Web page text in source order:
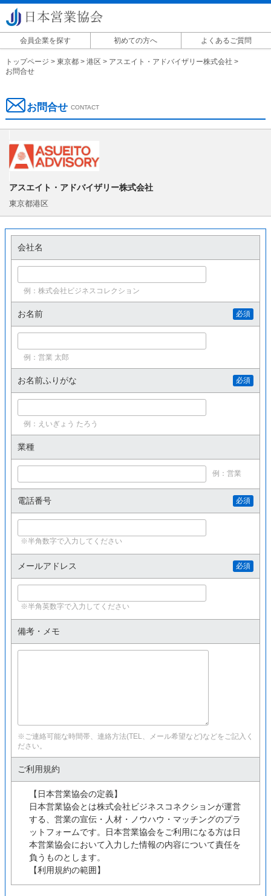
会員企業を探す 初めての方へ
よくあるご質問
掲載に関して
トップページ > 東京都> 港区 > アスエイト・アドバイザリー株式会社 >
お問合せ
お問合せ CONTACT
アスエイト・アドバイザリー株式会社
東京都港区
会社名
例：株式会社ビジネスコレクション
お名前 必須
例：営業 太郎
お名前ふりがな 必須
例：えいぎょう たろう
業種
例：営業
電話番号 必須
※半角数字で入力してください
メールアドレス 必須
※半角英数字で入力してください
備考・メモ
※ご連絡可能な時間帯、連絡方法(TEL、メール希望など)などをご記入く
ださい。
ご利用規約
【日本営業協会の定義】
日本営業協会とは株式会社ビジネスコネクションが運営
する、営業の宣伝・人材・ノウハウ・マッチングのプラ
ットフォームです。日本営業協会をご利用になる方は日
本営業協会において入力した情報の内容について責任を
負うものとします。
【利用規約の範囲】
ユーザーの皆様は日本営業協会の利用に関して適用され